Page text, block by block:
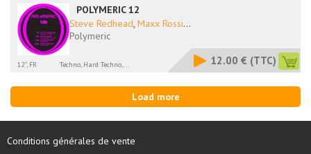
POLYMERIC 12
Steve Redhead, Maxx Rossi...
Polymeric
12'', FR Techno, Hard Techno,... 12.00 € (TTC)
Load more
Conditions générales de vente